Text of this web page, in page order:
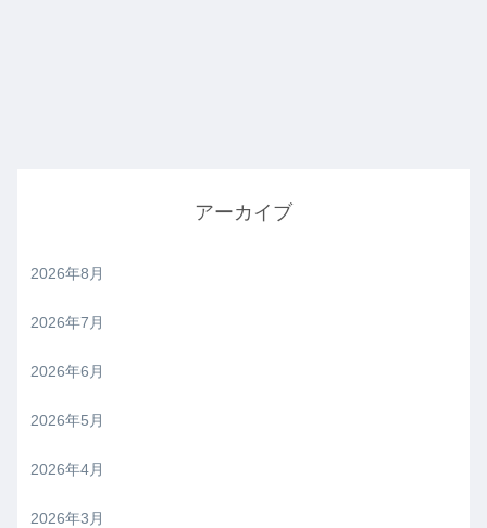
アーカイブ
2026年8月
2026年7月
2026年6月
2026年5月
2026年4月
2026年3月